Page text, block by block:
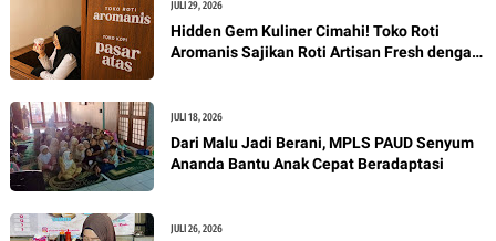
JULI 29, 2026
Hidden Gem Kuliner Cimahi! Toko Roti
Aromanis Sajikan Roti Artisan Fresh dengan
JULI 18, 2026
Dari Malu Jadi Berani, MPLS PAUD Senyum
Ananda Bantu Anak Cepat Beradaptasi
JULI 26, 2026